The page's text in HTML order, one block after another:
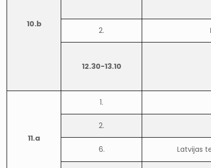
10.b
2.
12.30-13.10
11.a
1.
2.
6. Latvijas